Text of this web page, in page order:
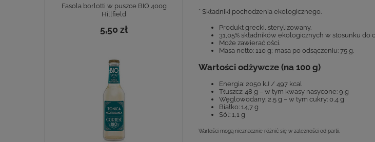
Fasola borlotti w puszce BIO 400g
Hillfield
5,50 zł
* Składniki pochodzenia ekologicznego.
Produkt grecki, sterylizowany.
31,05% składników ekologicznych w stosunku do
Może zawierać ości.
Masa netto: 110 g; masa po odsączeniu: 75 g.
Wartości odżywcze (na 100 g)
Energia: 2050 kJ / 497 kcal
Tłuszcz: 48 g – w tym kwasy nasycone: 9 g
Węglowodany: 2,5 g – w tym cukry: 0,4 g
Białko: 14,7 g
Sól: 1,1 g
Wartości mogą nieznacznie różnić się w zależności od partii.